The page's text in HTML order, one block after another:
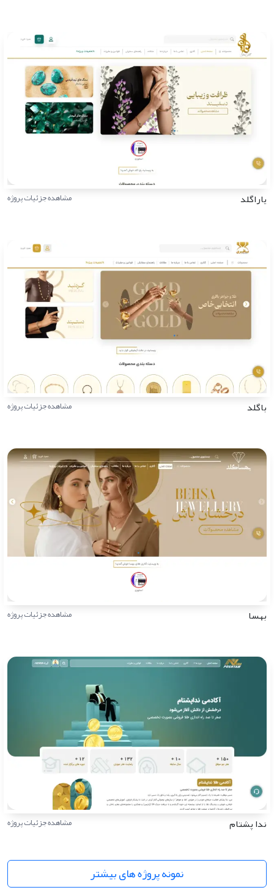
یاراگلد مشاهده جزئیات پروژه
باگلد مشاهده جزئیات پروژه
بهسا مشاهده جزئیات پروژه
ندا پشتام مشاهده جزئیات پروژه
نمونه پروژه های بیشتر